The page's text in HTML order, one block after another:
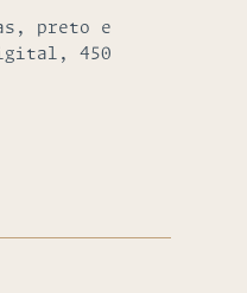
preto e
450